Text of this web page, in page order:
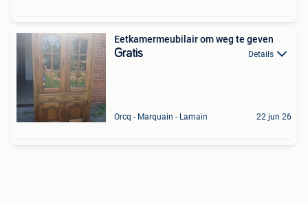
Eetkamermeubilair om weg te geven
Gratis Details
Orcq - Marquain - Lamain 22 jun 26